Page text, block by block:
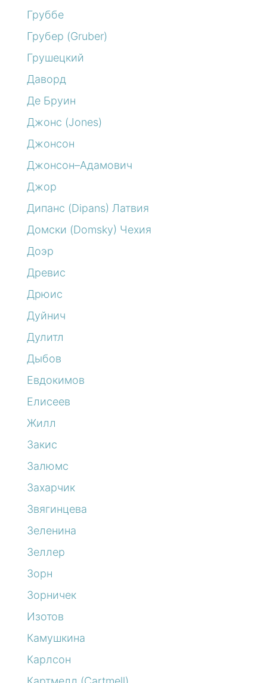
Груббе
Грубер (Gruber)
Грушецкий
Даворд
Де Бруин
Джонс (Jones)
Джонсон
Джонсон–Адамович
Джор
Дипанс (Dipans) Латвия
Домски (Domsky) Чехия
Доэр
Древис
Дрюис
Дуйнич
Дулитл
Дыбов
Евдокимов
Елисеев
Жилл
Закис
Залюмс
Захарчик
Звягинцева
Зеленина
Зеллер
Зорн
Зорничек
Изотов
Камушкина
Карлсон